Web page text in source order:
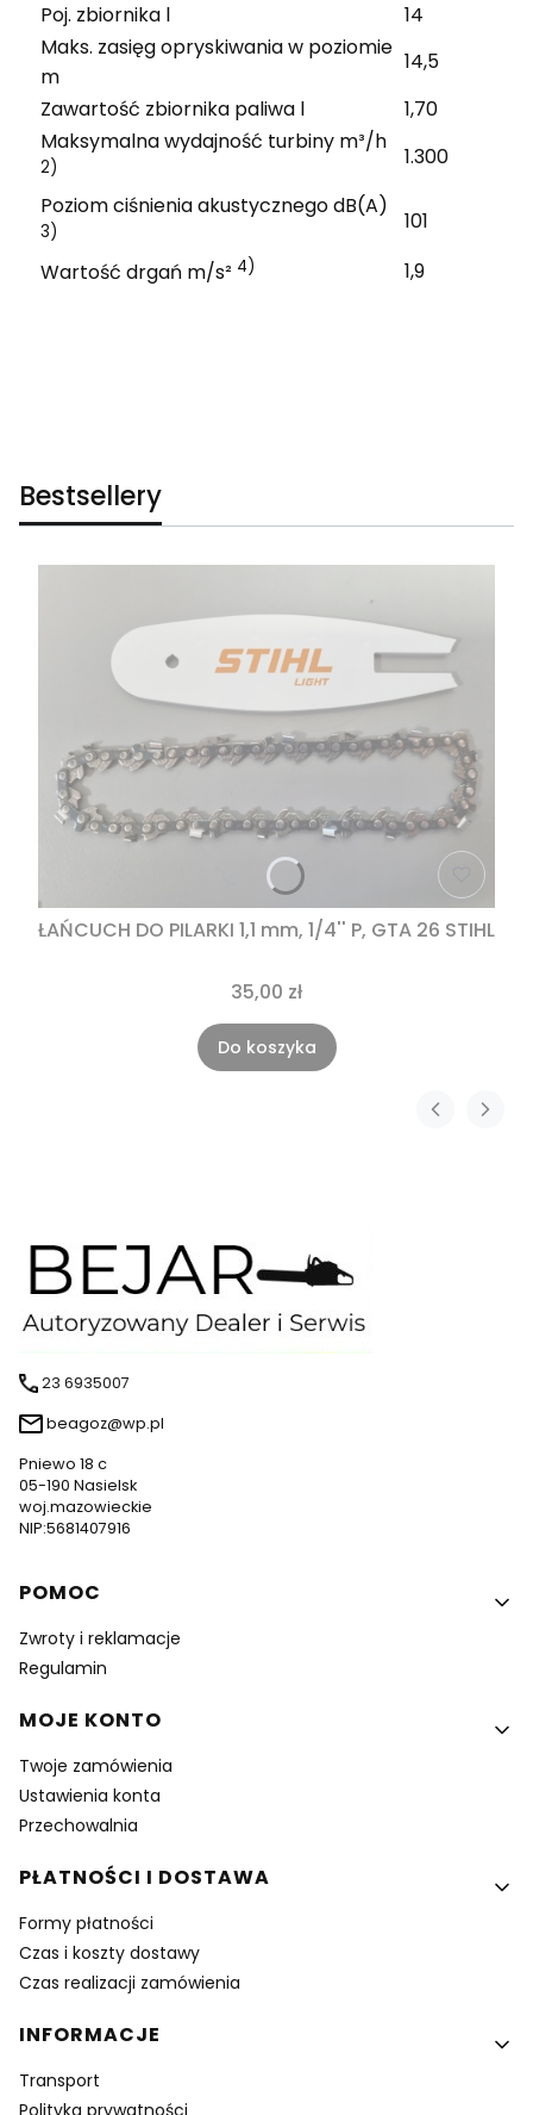
Poj. zbiornika l
14
Maks. zasięg opryskiwania w poziomie
m
14,5
Zawartość zbiornika paliwa l
1,70
Maksymalna wydajność turbiny m³/h
2)
1.300
Poziom ciśnienia akustycznego dB(A)
3)
101
Wartość drgań m/s² 4) 1,9
Bestsellery
ŁAŃCUCH DO PILARKI 1,1 mm, 1/4'' P, GTA 26 STIHL
35,00 zł
Do koszyka
23 6935007
beagoz@wp.pl
Pniewo 18 c
05-190 Nasielsk
woj.mazowieckie
NIP:5681407916
Linki w stopce
POMOC
Zwroty i reklamacje
Regulamin
MOJE KONTO
Twoje zamówienia
Ustawienia konta
Przechowalnia
PŁATNOŚCI I DOSTAWA
Formy płatności
Czas i koszty dostawy
Czas realizacji zamówienia
INFORMACJE
Transport